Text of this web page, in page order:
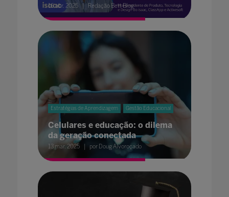
16 abr. 2025 Redação Bett Blog
Estratégias de Aprendizagem Gestão Educacional
Celulares e educação: o dilema
da geração conectada
13 mar. 2025 por Doug Alvoroçado